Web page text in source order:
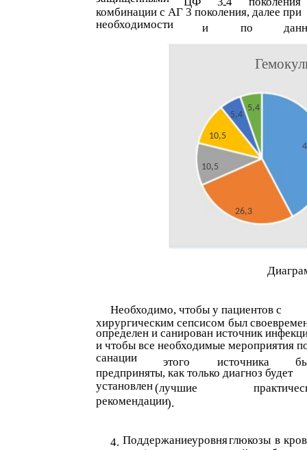
-
комбинации с АГ 3 поколения, далее при
необходимости
и по
Необходимо, чтобы у пациентов с
хирургическим сепсисом был
определен и санирован источник
и чтобы все необходимые мероприятия
санации
этого источника
предприняты, как только диагноз будет
установлен(лучшие
рекомендации).
4. Поддержаниеуровняглюкозы в
26,3
10,5
10,5
5,4
5,4